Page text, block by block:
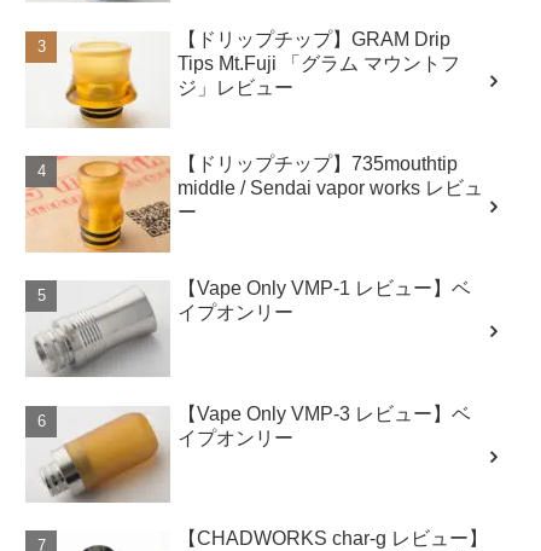
【ドリップチップ】GRAM Drip
Tips Mt.Fuji 「グラム マウントフ
ジ」レビュー
【ドリップチップ】735mouthtip
middle / Sendai vapor works レビュ
ー
【Vape Only VMP-1 レビュー】ベ
イプオンリー
【Vape Only VMP-3 レビュー】ベ
イプオンリー
【CHADWORKS char-g レビュー】